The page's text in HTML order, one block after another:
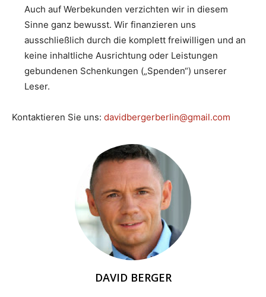
Auch auf Werbekunden verzichten wir in diesem
Sinne ganz bewusst. Wir finanzieren uns
ausschließlich durch die komplett freiwilligen und an
keine inhaltliche Ausrichtung oder Leistungen
gebundenen Schenkungen („Spenden“) unserer
Leser.
Kontaktieren Sie uns: davidbergerberlin@gmail.com
DAVID BERGER